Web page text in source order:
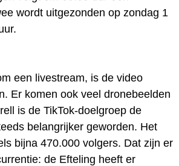
wordt uitgezonden op zondag 1
een livestream, is de video
Er komen ook veel dronebeelden
is de TikTok-doelgroep de
belangrijker geworden. Het
bijna 470.000 volgers. Dat zijn er
de Efteling heeft er